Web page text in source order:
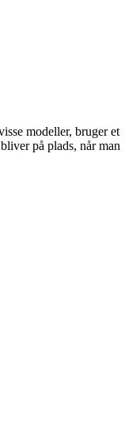
modeller, bruger et
på plads, når man